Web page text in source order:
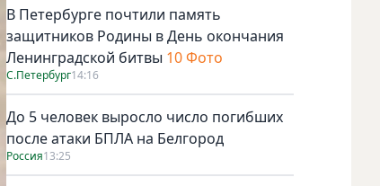
В Петербурге почтили память
защитников Родины в День окончания
Ленинградской битвы 10 Фото
С.Петербург14:16
До 5 человек выросло число погибших
после атаки БПЛА на Белгород
Россия13:25